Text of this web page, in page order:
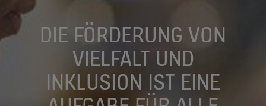
DIE FÖRDERUNG VON
VIELFALT UND
INKLUSION IST EINE